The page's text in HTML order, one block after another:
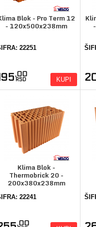
Blok - Pro Term 12
- 120x500x238mm
22251
,00
RSD KUPI
Klima Blok -
Thermobrick 20 -
200x380x238mm
22241
,00